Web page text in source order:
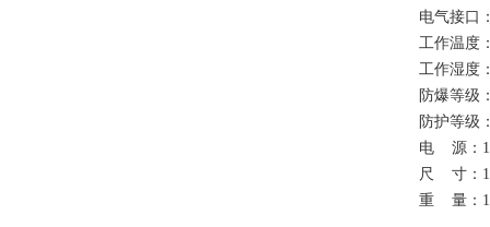
电气接口
工作温度
工作湿度
防爆等级
防护等级
电
源：
尺
寸：
重
量：